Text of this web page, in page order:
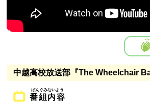
中越高校放送部『The Wheelchair
番組内容